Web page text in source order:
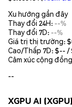
Xu hướng gần đây
Thay đổi 24H: --%
Thay đổi 7D: --%
Giá trị thị trường:
Cao/Thấp 7D: $-- /
Cảm xúc cộng đồng
--
XGPU AI